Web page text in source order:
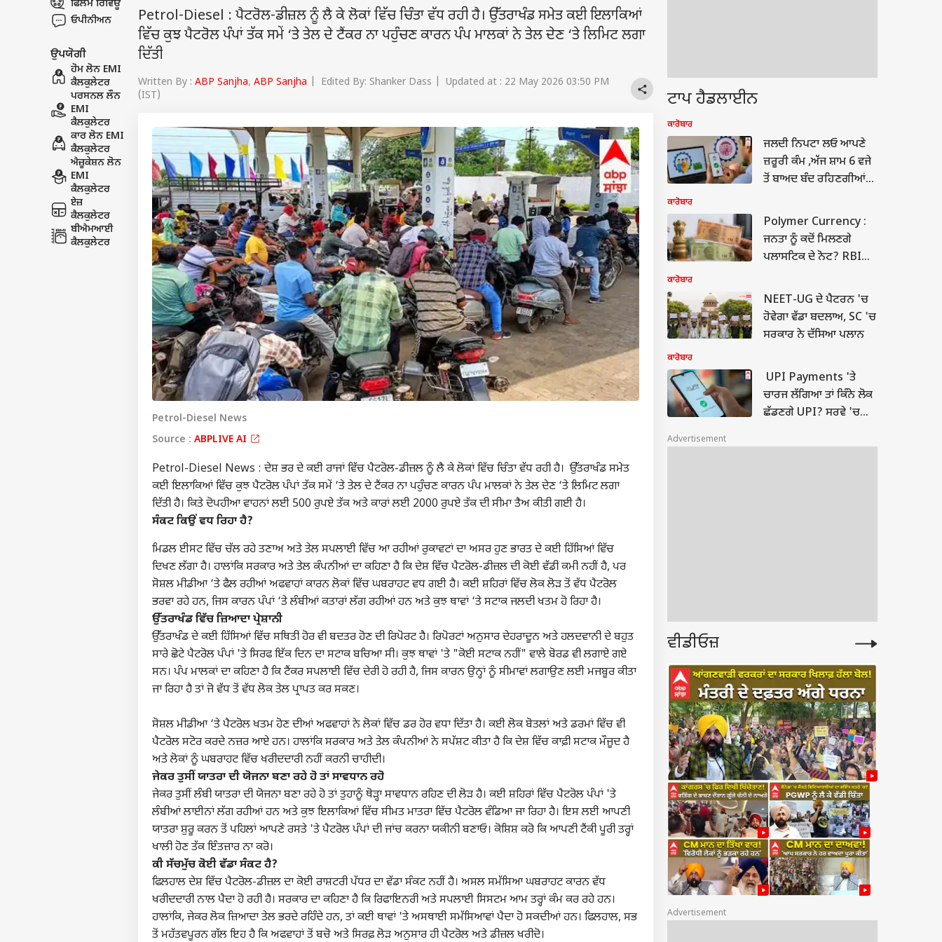
ਫਿਲਮ ਰਿਵਿਊ
ਓਪੀਨੀਅਨ
ਉਪਯੋਗੀ
ਹੋਮ ਲੋਨ EMI
ਕੈਲਕੁਲੇਟਰ
ਪਰਸਨਲ ਲੌਨ
EMI
ਕੈਲਕੁਲੇਟਰ
ਕਾਰ ਲੋਨ EMI
ਕੈਲਕੁਲੇਟਰ
ਐਜ਼ੂਕੇਸ਼ਨ ਲੋਨ
EMI
ਕੈਲਕੁਲੇਟਰ
ਏਜ਼
ਕੈਲਕੁਲੇਟਰ
ਬੀਐਮਆਈ
ਕੈਲਕੁਲੇਟਰ
Petrol-Diesel : ਪੈਟਰੋਲ-ਡੀਜ਼ਲ ਨੂੰ ਲੈ ਕੇ ਲੋਕਾਂ ਵਿੱਚ ਚਿੰਤਾ ਵੱਧ ਰਹੀ ਹੈ। ਉੱਤਰਾਖੰਡ ਸਮੇਤ ਕਈ ਇਲਾਕਿਆਂ
ਵਿੱਚ ਕੁਝ ਪੈਟਰੋਲ ਪੰਪਾਂ ਤੱਕ ਸਮੇਂ ‘ਤੇ ਤੇਲ ਦੇ ਟੈਂਕਰ ਨਾ ਪਹੁੰਚਣ ਕਾਰਨ ਪੰਪ ਮਾਲਕਾਂ ਨੇ ਤੇਲ ਦੇਣ ‘ਤੇ ਲਿਮਿਟ ਲਗਾ
ਦਿੱਤੀ
Written By : ABP Sanjha, ABP Sanjha | Edited By: Shanker Dass | Updated at : 22 May 2026 03:50 PM
(IST)
Petrol-Diesel News
Source : ABPLIVE AI
Petrol-Diesel News : ਦੇਸ਼ ਭਰ ਦੇ ਕਈ ਰਾਜਾਂ ਵਿੱਚ ਪੈਟਰੋਲ-ਡੀਜ਼ਲ ਨੂੰ ਲੈ ਕੇ ਲੋਕਾਂ ਵਿੱਚ ਚਿੰਤਾ ਵੱਧ ਰਹੀ ਹੈ। ਉੱਤਰਾਖੰਡ ਸਮੇਤ
ਕਈ ਇਲਾਕਿਆਂ ਵਿੱਚ ਕੁਝ ਪੈਟਰੋਲ ਪੰਪਾਂ ਤੱਕ ਸਮੇਂ ‘ਤੇ ਤੇਲ ਦੇ ਟੈਂਕਰ ਨਾ ਪਹੁੰਚਣ ਕਾਰਨ ਪੰਪ ਮਾਲਕਾਂ ਨੇ ਤੇਲ ਦੇਣ ‘ਤੇ ਲਿਮਿਟ ਲਗਾ
ਦਿੱਤੀ ਹੈ। ਕਿਤੇ ਦੋਪਹੀਆ ਵਾਹਨਾਂ ਲਈ 500 ਰੁਪਏ ਤੱਕ ਅਤੇ ਕਾਰਾਂ ਲਈ 2000 ਰੁਪਏ ਤੱਕ ਦੀ ਸੀਮਾ ਤੈਅ ਕੀਤੀ ਗਈ ਹੈ।
ਸੰਕਟ ਕਿਉਂ ਵਧ ਰਿਹਾ ਹੈ?
ਮਿਡਲ ਈਸਟ ਵਿੱਚ ਚੱਲ ਰਹੇ ਤਣਾਅ ਅਤੇ ਤੇਲ ਸਪਲਾਈ ਵਿੱਚ ਆ ਰਹੀਆਂ ਰੁਕਾਵਟਾਂ ਦਾ ਅਸਰ ਹੁਣ ਭਾਰਤ ਦੇ ਕਈ ਹਿੱਸਿਆਂ ਵਿੱਚ
ਦਿਖਣ ਲੱਗਾ ਹੈ। ਹਾਲਾਂਕਿ ਸਰਕਾਰ ਅਤੇ ਤੇਲ ਕੰਪਨੀਆਂ ਦਾ ਕਹਿਣਾ ਹੈ ਕਿ ਦੇਸ਼ ਵਿੱਚ ਪੈਟਰੋਲ-ਡੀਜ਼ਲ ਦੀ ਕੋਈ ਵੱਡੀ ਕਮੀ ਨਹੀਂ ਹੈ, ਪਰ
ਸੋਸ਼ਲ ਮੀਡੀਆ ‘ਤੇ ਫੈਲ ਰਹੀਆਂ ਅਫਵਾਹਾਂ ਕਾਰਨ ਲੋਕਾਂ ਵਿੱਚ ਘਬਰਾਹਟ ਵਧ ਗਈ ਹੈ। ਕਈ ਸ਼ਹਿਰਾਂ ਵਿੱਚ ਲੋਕ ਲੋੜ ਤੋਂ ਵੱਧ ਪੈਟਰੋਲ
ਭਰਵਾ ਰਹੇ ਹਨ, ਜਿਸ ਕਾਰਨ ਪੰਪਾਂ ‘ਤੇ ਲੰਬੀਆਂ ਕਤਾਰਾਂ ਲੱਗ ਰਹੀਆਂ ਹਨ ਅਤੇ ਕੁਝ ਥਾਵਾਂ ‘ਤੇ ਸਟਾਕ ਜਲਦੀ ਖਤਮ ਹੋ ਰਿਹਾ ਹੈ।
ਉੱਤਰਾਖੰਡ ਵਿੱਚ ਜ਼ਿਆਦਾ ਪ੍ਰੇਸ਼ਾਨੀ
ਉੱਤਰਾਖੰਡ ਦੇ ਕਈ ਹਿੱਸਿਆਂ ਵਿੱਚ ਸਥਿਤੀ ਹੋਰ ਵੀ ਬਦਤਰ ਹੋਣ ਦੀ ਰਿਪੋਰਟ ਹੈ। ਰਿਪੋਰਟਾਂ ਅਨੁਸਾਰ ਦੇਹਰਾਦੂਨ ਅਤੇ ਹਲਦਵਾਨੀ ਦੇ ਬਹੁਤ
ਸਾਰੇ ਛੋਟੇ ਪੈਟਰੋਲ ਪੰਪਾਂ 'ਤੇ ਸਿਰਫ ਇੱਕ ਦਿਨ ਦਾ ਸਟਾਕ ਬਚਿਆ ਸੀ। ਕੁਝ ਥਾਵਾਂ 'ਤੇ "ਕੋਈ ਸਟਾਕ ਨਹੀਂ" ਵਾਲੇ ਬੋਰਡ ਵੀ ਲਗਾਏ ਗਏ
ਸਨ। ਪੰਪ ਮਾਲਕਾਂ ਦਾ ਕਹਿਣਾ ਹੈ ਕਿ ਟੈਂਕਰ ਸਪਲਾਈ ਵਿੱਚ ਦੇਰੀ ਹੋ ਰਹੀ ਹੈ, ਜਿਸ ਕਾਰਨ ਉਨ੍ਹਾਂ ਨੂੰ ਸੀਮਾਵਾਂ ਲਗਾਉਣ ਲਈ ਮਜਬੂਰ ਕੀਤਾ
ਜਾ ਰਿਹਾ ਹੈ ਤਾਂ ਜੋ ਵੱਧ ਤੋਂ ਵੱਧ ਲੋਕ ਤੇਲ ਪ੍ਰਾਪਤ ਕਰ ਸਕਣ।
ਸੋਸ਼ਲ ਮੀਡੀਆ ‘ਤੇ ਪੈਟਰੋਲ ਖਤਮ ਹੋਣ ਦੀਆਂ ਅਫਵਾਹਾਂ ਨੇ ਲੋਕਾਂ ਵਿੱਚ ਡਰ ਹੋਰ ਵਧਾ ਦਿੱਤਾ ਹੈ। ਕਈ ਲੋਕ ਬੋਤਲਾਂ ਅਤੇ ਡਰਮਾਂ ਵਿੱਚ ਵੀ
ਪੈਟਰੋਲ ਸਟੋਰ ਕਰਦੇ ਨਜ਼ਰ ਆਏ ਹਨ। ਹਾਲਾਂਕਿ ਸਰਕਾਰ ਅਤੇ ਤੇਲ ਕੰਪਨੀਆਂ ਨੇ ਸਪੱਸ਼ਟ ਕੀਤਾ ਹੈ ਕਿ ਦੇਸ਼ ਵਿੱਚ ਕਾਫ਼ੀ ਸਟਾਕ ਮੌਜੂਦ ਹੈ
ਅਤੇ ਲੋਕਾਂ ਨੂੰ ਘਬਰਾਹਟ ਵਿੱਚ ਖਰੀਦਦਾਰੀ ਨਹੀਂ ਕਰਨੀ ਚਾਹੀਦੀ।
ਜੇਕਰ ਤੁਸੀਂ ਯਾਤਰਾ ਦੀ ਯੋਜਨਾ ਬਣਾ ਰਹੇ ਹੋ ਤਾਂ ਸਾਵਧਾਨ ਰਹੋ
ਜੇਕਰ ਤੁਸੀਂ ਲੰਬੀ ਯਾਤਰਾ ਦੀ ਯੋਜਨਾ ਬਣਾ ਰਹੇ ਹੋ ਤਾਂ ਤੁਹਾਨੂੰ ਥੋੜ੍ਹਾ ਸਾਵਧਾਨ ਰਹਿਣ ਦੀ ਲੋੜ ਹੈ। ਕਈ ਸ਼ਹਿਰਾਂ ਵਿੱਚ ਪੈਟਰੋਲ ਪੰਪਾਂ 'ਤੇ
ਲੰਬੀਆਂ ਲਾਈਨਾਂ ਲੱਗ ਰਹੀਆਂ ਹਨ ਅਤੇ ਕੁਝ ਇਲਾਕਿਆਂ ਵਿੱਚ ਸੀਮਤ ਮਾਤਰਾ ਵਿੱਚ ਪੈਟਰੋਲ ਵੰਡਿਆ ਜਾ ਰਿਹਾ ਹੈ। ਇਸ ਲਈ ਆਪਣੀ
ਯਾਤਰਾ ਸ਼ੁਰੂ ਕਰਨ ਤੋਂ ਪਹਿਲਾਂ ਆਪਣੇ ਰਸਤੇ 'ਤੇ ਪੈਟਰੋਲ ਪੰਪਾਂ ਦੀ ਜਾਂਚ ਕਰਨਾ ਯਕੀਨੀ ਬਣਾਓ। ਕੋਸ਼ਿਸ਼ ਕਰੋ ਕਿ ਆਪਣੀ ਟੈਂਕੀ ਪੂਰੀ ਤਰ੍ਹਾਂ
ਖਾਲੀ ਹੋਣ ਤੱਕ ਇੰਤਜ਼ਾਰ ਨਾ ਕਰੋ।
ਕੀ ਸੱਚਮੁੱਚ ਕੋਈ ਵੱਡਾ ਸੰਕਟ ਹੈ?
ਫਿਲਹਾਲ ਦੇਸ਼ ਵਿੱਚਪੈਟਰੋਲ-ਡੀਜ਼ਲਦਾ ਕੋਈ ਰਾਸ਼ਟਰੀ ਪੱਧਰ ਦਾ ਵੱਡਾ ਸੰਕਟ ਨਹੀਂ ਹੈ। ਅਸਲ ਸਮੱਸਿਆ ਘਬਰਾਹਟ ਕਾਰਨ ਵੱਧ
ਖਰੀਦਦਾਰੀ ਨਾਲ ਪੈਦਾ ਹੋ ਰਹੀ ਹੈ। ਸਰਕਾਰ ਦਾ ਕਹਿਣਾ ਹੈ ਕਿ ਰਿਫਾਇਨਰੀ ਅਤੇ ਸਪਲਾਈ ਸਿਸਟਮ ਆਮ ਤਰ੍ਹਾਂ ਕੰਮ ਕਰ ਰਹੇ ਹਨ।
ਹਾਲਾਂਕਿ, ਜੇਕਰ ਲੋਕ ਜ਼ਿਆਦਾ ਤੇਲ ਭਰਦੇ ਰਹਿੰਦੇ ਹਨ, ਤਾਂ ਕਈ ਥਾਵਾਂ 'ਤੇ ਅਸਥਾਈ ਸਮੱਸਿਆਵਾਂ ਪੈਦਾ ਹੋ ਸਕਦੀਆਂ ਹਨ। ਫਿਲਹਾਲ, ਸਭ
ਤੋਂ ਮਹੱਤਵਪੂਰਨ ਗੱਲ ਇਹ ਹੈ ਕਿ ਅਫਵਾਹਾਂ ਤੋਂ ਬਚੋ ਅਤੇ ਸਿਰਫ਼ ਲੋੜ ਅਨੁਸਾਰ ਹੀ ਪੈਟਰੋਲ ਅਤੇ ਡੀਜ਼ਲ ਖਰੀਦੋ।
ਟਾਪ ਹੈਡਲਾਈਨ
ਕਾਰੋਬਾਰ
ਜਲਦੀ ਨਿਪਟਾ ਲਓ ਆਪਣੇ
ਜ਼ਰੂਰੀ ਕੰਮ ,ਅੱਜ ਸ਼ਾਮ 6 ਵਜੇ
ਤੋਂ ਬਾਅਦ ਬੰਦ ਰਹਿਣਗੀਆਂ
ਕਾਰੋਬਾਰ
Polymer Currency :
ਜਨਤਾ ਨੂੰ ਕਦੋਂ ਮਿਲਣਗੇ
ਪਲਾਸਟਿਕ ਦੇ ਨੋਟ? RBI
ਕਾਰੋਬਾਰ
NEET-UG ਦੇ ਪੈਟਰਨ 'ਚ
ਹੋਵੇਗਾ ਵੱਡਾ ਬਦਲਾਅ, SC 'ਚ
ਸਰਕਾਰ ਨੇ ਦੱਸਿਆ ਪਲਾਨ
ਕਾਰੋਬਾਰ
UPI Payments 'ਤੇ
ਚਾਰਜ ਲੱਗਿਆ ਤਾਂ ਕਿੰਨੇ ਲੋਕ
ਛੱਡਣਗੇ UPI? ਸਰਵੇ 'ਚ
Advertisement
ਵੀਡੀਓਜ਼
Advertisement
ਪਰਸਨਲ ਕਾਰਨਰ